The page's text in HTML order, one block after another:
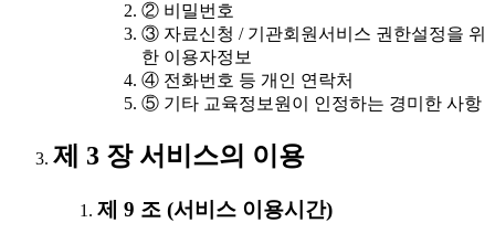
② 비밀번호
③ 자료신청 / 기관회원서비스 권한설정을 위
한 이용자정보
④ 전화번호 등 개인 연락처
⑤ 기타 교육정보원이 인정하는 경미한 사항
제 3 장 서비스의 이용
제 9 조 (서비스 이용시간)